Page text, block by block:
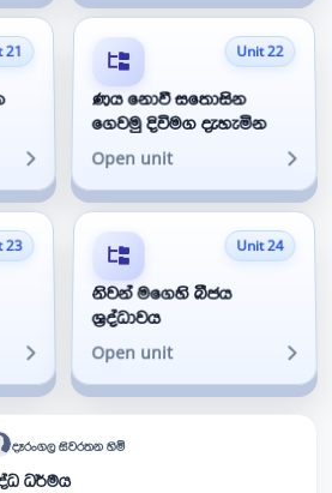
21 Unit 22
ණය නොවී සතොසින
ගෙවමු දිවිමග දැහැමින
Open unit
23 Unit 24
නිවන් මගෙහි බීජය
ශ්‍රද්ධාවය
Open unit
දෑරංගල සිවරතන හිමි
ධර්මය